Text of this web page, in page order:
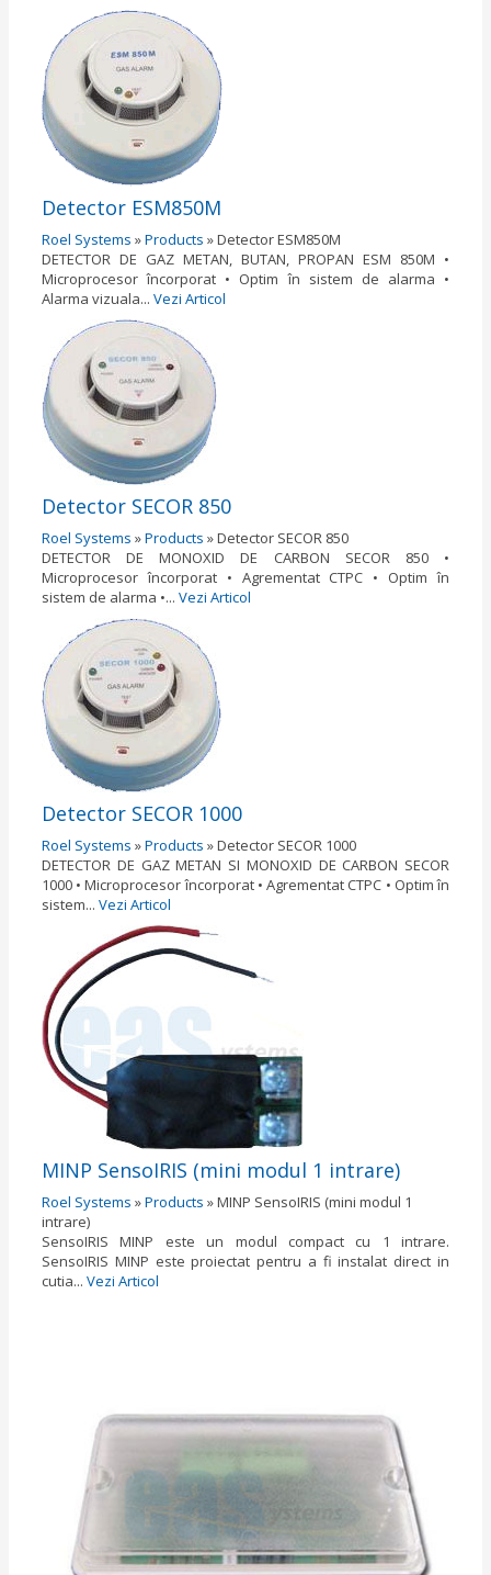
Detector ESM850M
Roel Systems »Products »Detector ESM850M
DETECTOR DE GAZ METAN, BUTAN, PROPAN ESM 850M •
Microprocesor încorporat • Optim în sistem de alarma •
Alarma vizuala... Vezi Articol
Detector SECOR 850
Roel Systems »Products »Detector SECOR 850
DETECTOR DE MONOXID DE CARBON SECOR 850 •
Microprocesor încorporat • Agrementat CTPC • Optim în
sistem de alarma •... Vezi Articol
Detector SECOR 1000
Roel Systems »Products »Detector SECOR 1000
DETECTOR DE GAZ METAN SI MONOXID DE CARBON SECOR
1000 • Microprocesor încorporat • Agrementat CTPC • Optim în
sistem... Vezi Articol
MINP SensoIRIS (mini modul 1 intrare)
Roel Systems »Products »MINP SensoIRIS (mini modul 1
intrare)
SensoIRIS MINP este un modul compact cu 1 intrare.
SensoIRIS MINP este proiectat pentru a fi instalat direct in
cutia... Vezi Articol